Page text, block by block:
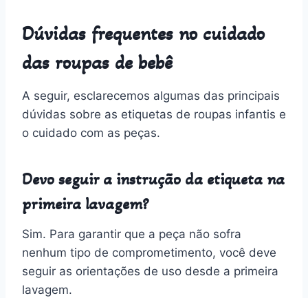
Dúvidas frequentes no cuidado
das roupas de bebê
A seguir, esclarecemos algumas das principais
dúvidas sobre as etiquetas de roupas infantis e
o cuidado com as peças.
Devo seguir a instrução da etiqueta na
primeira lavagem?
Sim. Para garantir que a peça não sofra
nenhum tipo de comprometimento, você deve
seguir as orientações de uso desde a primeira
lavagem.